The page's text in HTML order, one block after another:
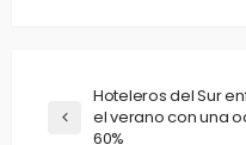
Hoteleros del Sur
el verano con una
60%